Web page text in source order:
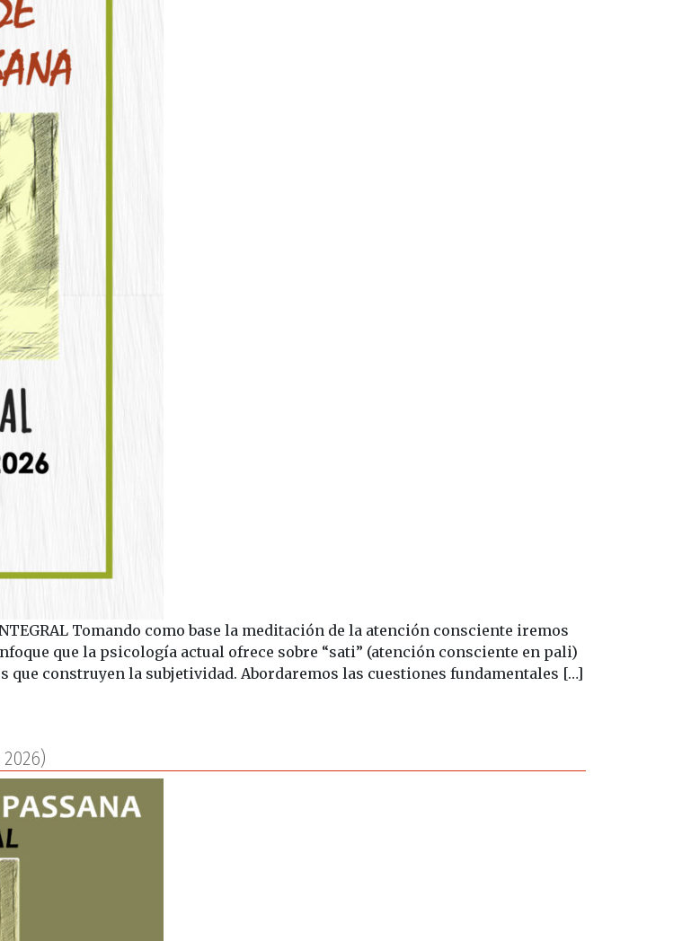
INTEGRAL Tomando como base la meditación de la atención consciente iremos
que la psicología actual ofrece sobre “sati” (atención consciente en pali)
que construyen la subjetividad. Abordaremos las cuestiones fundamentales […]